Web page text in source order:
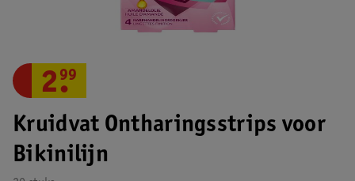
Kruidvat Ontharingsstrips voor
Bikinilijn
2.
99